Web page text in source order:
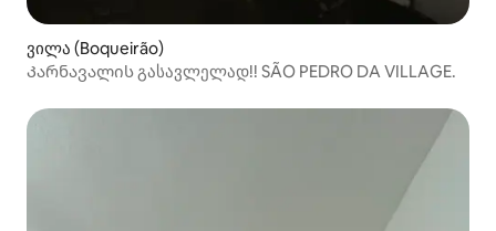
ვილა (Boqueirão)
Კარნავალის გასავლელად!! SÃO PEDRO DA VILLAGE.